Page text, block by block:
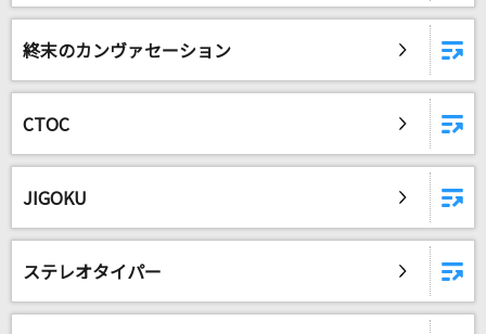
終末のカンヴァセーション
CTOC
JIGOKU
ステレオタイパー